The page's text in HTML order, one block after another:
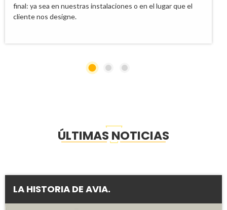
final: ya sea en nuestras instalaciones o en el lugar que el
cliente nos designe.
ÚLTIMAS NOTICIAS
LA HISTORIA DE AVIA.